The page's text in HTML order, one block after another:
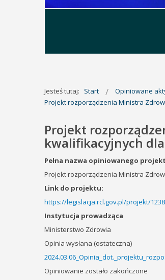
Jesteś tutaj: Start Opiniowane
Projekt rozporządzenia Ministra
Projekt
kwalifikacyjnych
Pełna nazwa opiniowanego
Projekt rozporządzenia Ministra
Link do projektu:
https://legislacja.rcl.gov.pl/projekt/
Instytucja prowadząca
Ministerstwo Zdrowia
Opinia wysłana (ostateczna)
Opiniowanie zostało zakończone